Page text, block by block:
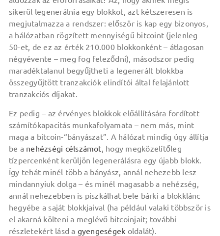
sikerül legenerálnia egy blokkot, azt kétszeresen is
megjutalmazza a rendszer: először is kap egy bizonyos,
a hálózatban rögzített mennyiségű bitcoint (jelenleg
50-et, de ez az érték 210.000 blokkonként – átlagosan
négyévente – meg fog feleződni), másodszor pedig
maradéktalanul begyűjtheti a legenerált blokkba
összegyűjtött tranzakciók elindítói által felajánlott
tranzakciós díjakat.
Ez pedig – az érvényes blokkok előállítására fordított
számítókapacitás munkafolyamata – nem más, mint
maga a bitcoin-“bányászat”. A hálózat mindig úgy állítja
be a nehézségi célszámot, hogy megközelítőleg
tízpercenként kerüljön legenerálásra egy újabb blokk.
Így tehát minél több a bányász, annál nehezebb lesz
mindannyiuk dolga – és minél magasabb a nehézség,
annál nehezebben is piszkálhat bele bárki a blokklánc
hegyébe a saját blokkjaival (ha például valaki többször is
el akarná költeni a meglévő bitcoinjait; további
részletekért lásd a gyengeségek oldalát).